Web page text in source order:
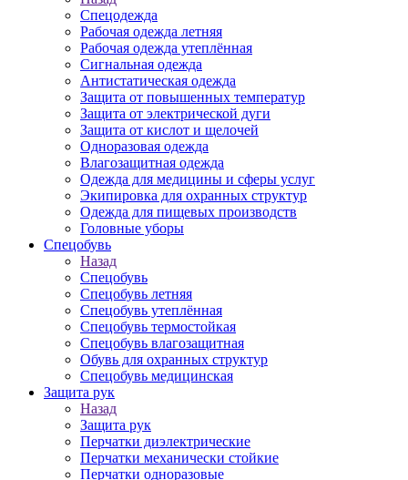
Спецодежда
Рабочая одежда летняя
Рабочая одежда утеплённая
Сигнальная одежда
Антистатическая одежда
Защита от повышенных температур
Защита от электрической дуги
Защита от кислот и щелочей
Одноразовая одежда
Влагозащитная одежда
Одежда для медицины и сферы услуг
Экипировка для охранных структур
Одежда для пищевых производств
Головные уборы
Спецобувь
Назад
Спецобувь
Спецобувь летняя
Спецобувь утеплённая
Спецобувь термостойкая
Спецобувь влагозащитная
Обувь для охранных структур
Спецобувь медицинская
Защита рук
Назад
Защита рук
Перчатки диэлектрические
Перчатки механически стойкие
Перчатки одноразовые